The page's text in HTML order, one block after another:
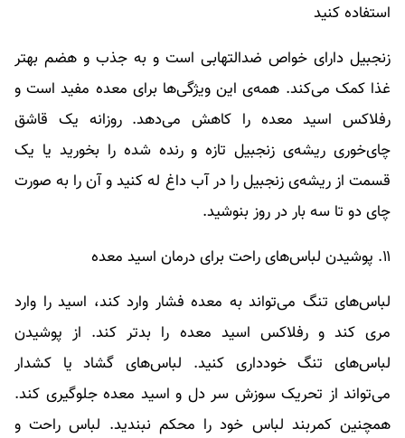
استفاده کنید
زنجبیل دارای خواص ضدالتهابی است و به جذب و هضم بهتر
غذا کمک می‌کند. همه‌ی این ویژگی‌ها برای معده مفید است و
رفلاکس اسید معده را کاهش می‌دهد. روزانه یک قاشق
چای‌خوری ریشه‌ی زنجبیل تازه و رنده شده را بخورید یا یک
قسمت از ریشه‌ی زنجبیل را در آب داغ له کنید و آن را به صورت
چای دو تا سه بار در روز بنوشید.
۱۱. پوشیدن لباس‌های راحت برای درمان اسید معده
لباس‌های تنگ می‌تواند به معده فشار وارد کند، اسید را وارد
مری کند و رفلاکس اسید معده را بدتر کند. از پوشیدن
لباس‌های تنگ خودداری کنید. لباس‌های گشاد یا کشدار
می‌تواند از تحریک سوزش سر دل و اسید معده جلوگیری کند.
همچنین کمربند لباس خود را محکم نبندید. لباس راحت و